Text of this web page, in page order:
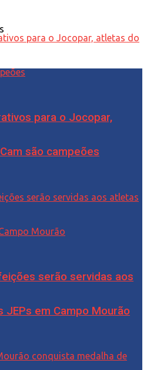
para o Jocopar,
são campeões
serão servidas aos
JEPs em Campo Mourão